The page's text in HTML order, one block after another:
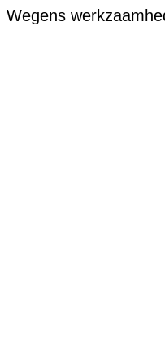
Wegens